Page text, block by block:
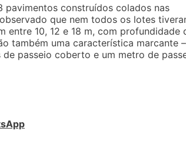
pavimentos construídos colados nas
que nem todos os lotes
entre 10, 12 e 18 m, com profundidade
também uma característica marcante –
passeio coberto e um metro de